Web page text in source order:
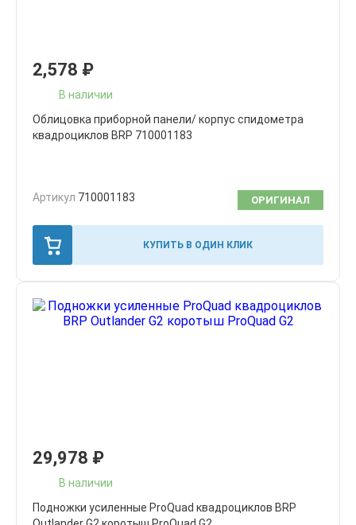
2,578 ₽
В наличии
Облицовка приборной панели/ корпус спидометра
квадроциклов BRP 710001183
Артикул 710001183 ОРИГИНАЛ
КУПИТЬ В ОДИН КЛИК
29,978 ₽
В наличии
Подножки усиленные ProQuad квадроциклов BRP